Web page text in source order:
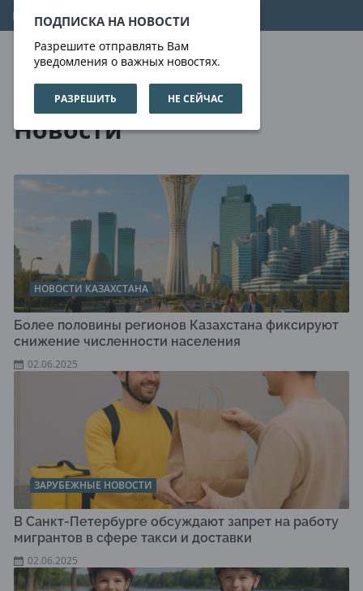
ПОДПИСКА НА НОВОСТИ
Разрешите отправлять Вам
уведомления о важных новостях.
РАЗРЕШИТЬ НЕ СЕЙЧАС
07.08.2026 16:18:23
Новости
Новости
НОВОСТИ КАЗАХСТАНА
Более половины регионов Казахстана фиксируют
снижение численности населения
02.06.2025
ЗАРУБЕЖНЫЕ НОВОСТИ
В Санкт-Петербурге обсуждают запрет на работу
мигрантов в сфере такси и доставки
02.06.2025